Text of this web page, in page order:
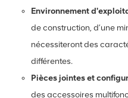
Environnement
de construction, d’une
nécessiteront des
différentes.
Pièces jointes et
des accessoires